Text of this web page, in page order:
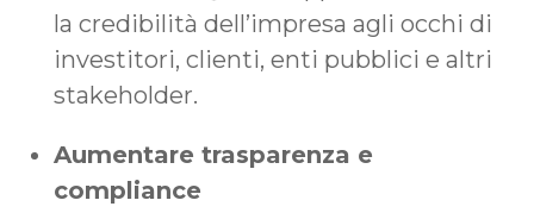
la credibilità dell’impresa agli occhi di
investitori, clienti, enti pubblici e altri
stakeholder.
Aumentare trasparenza e
compliance